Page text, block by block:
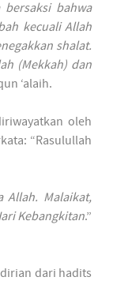
bahwa
kecuali Allah
shalat.
(Mekkah) dan
‘alaih.
oleh
“Rasulullah
Allah. Malaikat,
Kebangkitan.”
dari hadits